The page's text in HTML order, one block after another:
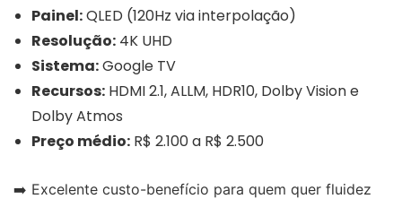
Painel:QLED (120Hz via interpolação)
Resolução: 4K UHD
Sistema:Google TV
Recursos: HDMI 2.1, ALLM, HDR10, Dolby Vision e
Dolby Atmos
Preço médio: R$ 2.100 a R$ 2.500
➡️ Excelente custo-benefício para quem quer fluidez